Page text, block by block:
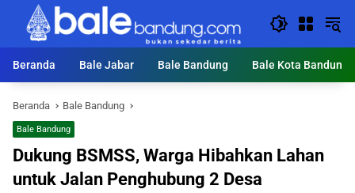
Langsung
konten
Beranda
Bale Jabar Bale Bandung Bale Kota Bandung
Beranda Bale Bandung
Bale Bandung
Dukung BSMSS, Warga Hibahkan Lahan
untuk Jalan Penghubung 2 Desa